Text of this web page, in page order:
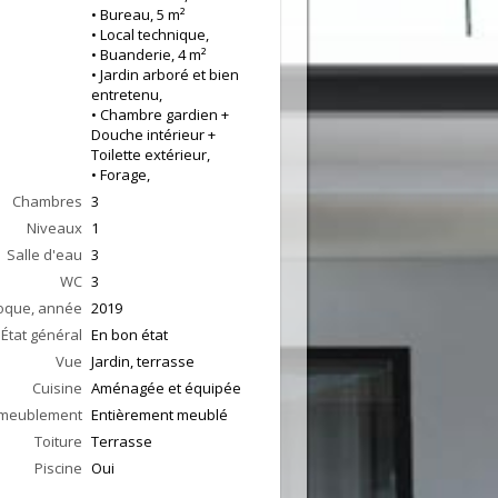
• Bureau, 5 m²
• Local technique,
• Buanderie, 4 m²
• Jardin arboré et bien
entretenu,
• Chambre gardien +
Douche intérieur +
Toilette extérieur,
• Forage,
Chambres 3
Niveaux 1
Salle d'eau 3
WC 3
année 2019
État général En bon état
Vue Jardin, terrasse
Cuisine Aménagée et équipée
Entièrement meublé
Toiture Terrasse
Piscine Oui